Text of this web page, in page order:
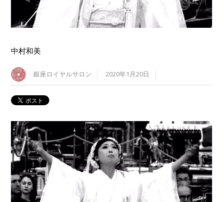
中村和美
銀座ロイヤルサロン 2020年1月20日